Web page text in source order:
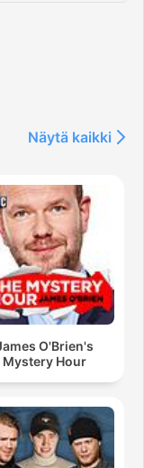
Näytä kaikki
O'Brien's
Mystery Hour